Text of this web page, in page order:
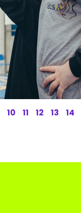
10 11 12 13 14